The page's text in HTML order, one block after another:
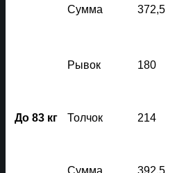
Сумма 372,5
До 83 кг
Рывок 180
Толчок 214
Сумма 392,5